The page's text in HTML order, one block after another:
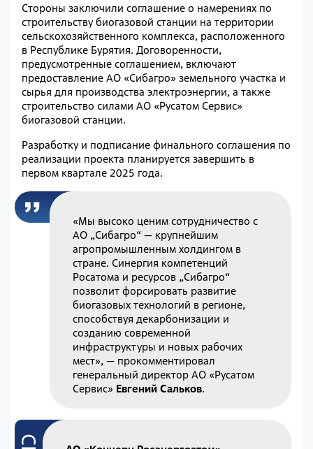
Стороны заключили соглашение о намерениях по
строительству биогазовой станции на территории
сельскохозяйственного комплекса, расположенного
в Республике Бурятия. Договоренности,
предусмотренные соглашением, включают
предоставление АО «Сибагро» земельного участка и
сырья для производства электроэнергии, а также
строительство силами АО «Русатом Сервис»
биогазовой станции.
Разработку и подписание финального соглашения по
реализации проекта планируется завершить в
первом квартале 2025 года.
«Мы высоко ценим сотрудничество с
АО „Сибагро“ — крупнейшим
агропромышленным холдингом в
стране. Синергия компетенций
Росатома и ресурсов „Сибагро“
позволит форсировать развитие
биогазовых технологий в регионе,
способствуя декарбонизации и
созданию современной
инфраструктуры и новых рабочих
мест», — прокомментировал
генеральный директор АО «Русатом
Сервис» Евгений Сальков.